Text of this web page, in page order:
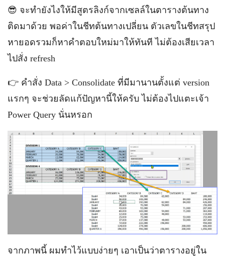
😎 จะทำยังไงให้มีสูตรลิงก์จากเซลล์ในตารางต้นทาง
ติดมาด้วย พอค่าในชีทต้นทางเปลี่ยน ตัวเลขในชีทสรุป
หายอดรวมก็หาคำตอบใหม่มาให้ทันที ไม่ต้องเสียเวลา
ไปสั่ง refresh
👉 คำสั่ง Data > Consolidate ที่มีมานานตั้งแต่ version
แรกๆ จะช่วยลัดแก้ปัญหานี้ให้ครับ ไม่ต้องไปแตะเจ้า
Power Query นั่นหรอก
จากภาพนี้ ผมทำไว้แบบง่ายๆ เอาเป็นว่าตารางอยู่ใน